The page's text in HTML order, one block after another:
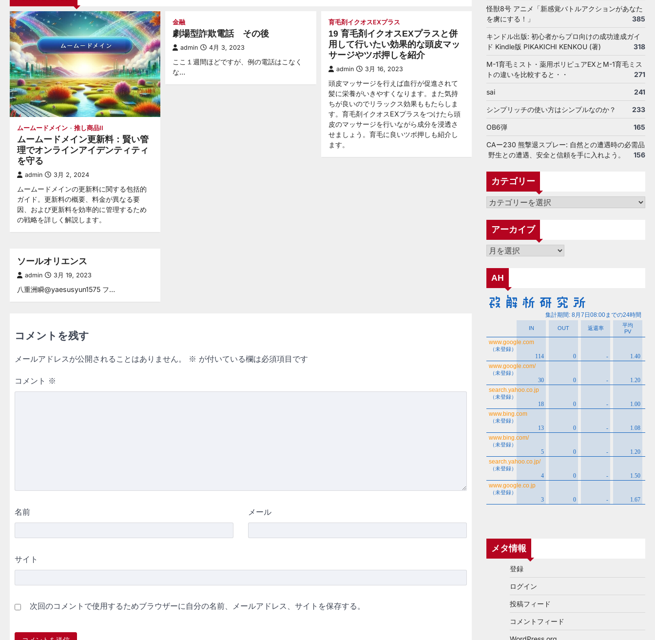
ビ
ゲ
ー
シ
ョ
ン
ムームードメイン 推し商品II
ムームードメイン更新料：賢い管
理でオンラインアイデンティティ
を守る
admin 3月 2, 2024
ムームードメインの更新料に関する包括的
ガイド。更新料の概要、料金が異なる要
因、および更新料を効率的に管理するため
の戦略を詳しく解説します。
金融
劇場型詐欺電話 その後
admin 4月 3, 2023
ここ１週間ほどですが、例の電話はこなく
な…
育毛剤イクオスEXプラス
19 育毛剤イクオスEXプラスと併
用して行いたい効果的な頭皮マッ
サージやツボ押しを紹介
admin 3月 16, 2023
頭皮マッサージを行えば血行が促進されて
髪に栄養がいきやすくなります。また気持
ちが良いのでリラックス効果ももたらしま
す。育毛剤イクオスEXプラスをつけたら頭
皮のマッサージを行いながら成分を浸透さ
せましょう。育毛に良いツボ押しも紹介し
ます。
ソールオリエンス
admin 3月 19, 2023
八重洲瞬@yaesusyun1575 フ…
コメントを残す
メールアドレスが公開されることはありません。 ※ が付いている欄は必須項目です
コメント ※
名前 メール
サイト
次回のコメントで使用するためブラウザーに自分の名前、メールアドレス、サイトを保存する。
怪獣8号 アニメ「新感覚バトルアクションがあなた
を虜にする！」
385
キンドル出版: 初心者からプロ向けの成功達成ガイ
ド Kindle版 PIKAKICHI KENKOU (著)
318
M-1育毛ミスト・薬用ポリピュアEXとM-1育毛ミス
トの違いを比較すると・・
271
sai 241
シンプリッチの使い方はシンプルなのか？ 233
OB6弾 165
CAー230 熊撃退スプレー: 自然との遭遇時の必需品
野生との遭遇、安全と信頼を手に入れよう。
156
カテゴリー
カ
ゴ
ー
アーカイブ
ア
カ
ブ
AH
メタ情報
登録
ログイン
投稿フィード
コメントフィード